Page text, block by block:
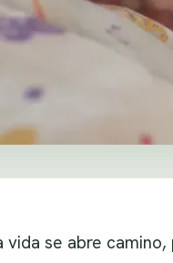
vida se abre